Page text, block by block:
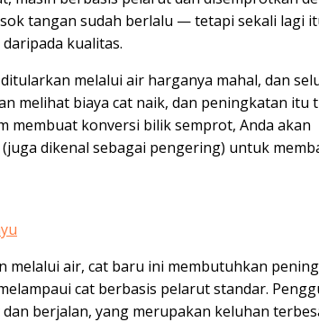
tangan sudah berlalu — tetapi sekali lagi
kualitas.
melalui air harganya mahal, dan
melihat biaya cat naik, dan peningkatan itu
membuat konversi bilik semprot, Anda akan
dikenal sebagai pengering) untuk
melalui air, cat baru ini membutuhkan
cat berbasis pelarut standar.
berjalan, yang merupakan keluhan